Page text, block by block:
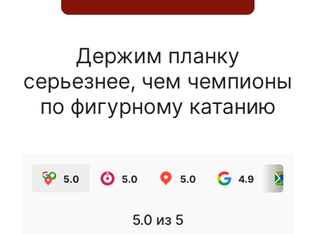
Держим планку
серьезнее, чем чемпионы
по фигурному катанию
5.0 5.0 5.0 4.9
5.0 из 5